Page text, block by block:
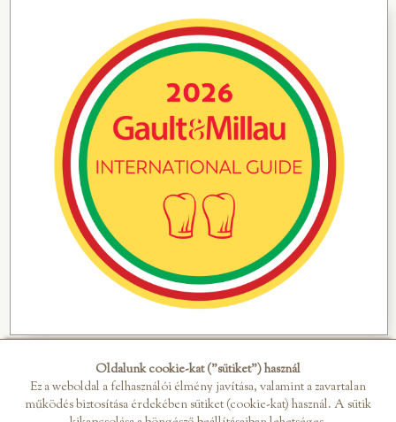
Oldalunk cookie-kat ("sütiket") használ
Ez a weboldal a felhasználói élmény javítása, valamint a zavartalan
működés biztosítása érdekében sütiket (cookie-kat) használ. A sütik